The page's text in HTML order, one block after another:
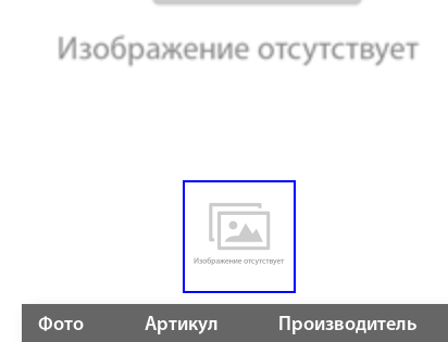
Фото Артикул Производитель